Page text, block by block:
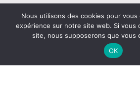
Livraison
Nous contacter
Politique de
Nous utilisons des cookies pour vous
expérience sur notre site web. Si vous
site, nous supposerons que vous
OK